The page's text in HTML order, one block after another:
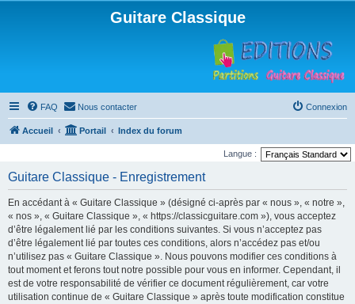
Guitare Classique
FAQ Nous contacter Connexion
Accueil Portail Index du forum
Langue :
Guitare Classique - Enregistrement
En accédant à « Guitare Classique » (désigné ci-après par « nous », « notre »,
« nos », « Guitare Classique », « https://classicguitare.com »), vous acceptez
d’être légalement lié par les conditions suivantes. Si vous n’acceptez pas
d’être légalement lié par toutes ces conditions, alors n’accédez pas et/ou
n’utilisez pas « Guitare Classique ». Nous pouvons modifier ces conditions à
tout moment et ferons tout notre possible pour vous en informer. Cependant, il
est de votre responsabilité de vérifier ce document régulièrement, car votre
utilisation continue de « Guitare Classique » après toute modification constitue